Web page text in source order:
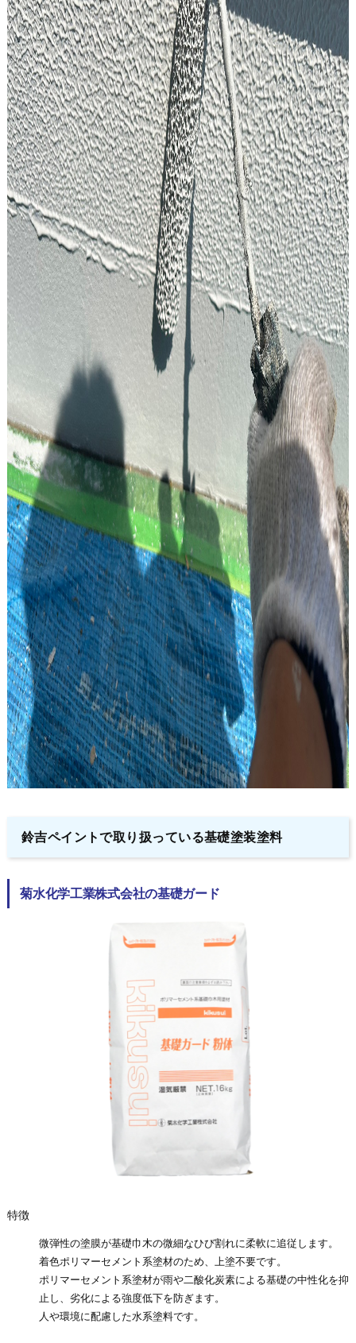
鈴吉ペイントで取り扱っている基礎塗装塗料
菊水化学工業株式会社の基礎ガード
特徴
微弾性の塗膜が基礎巾木の微細なひび割れに柔軟に追従します。
着色ポリマーセメント系塗材のため、上塗不要です。
ポリマーセメント系塗材が雨や二酸化炭素による基礎の中性化を抑
止し、劣化による強度低下を防ぎます。
人や環境に配慮した水系塗料です。